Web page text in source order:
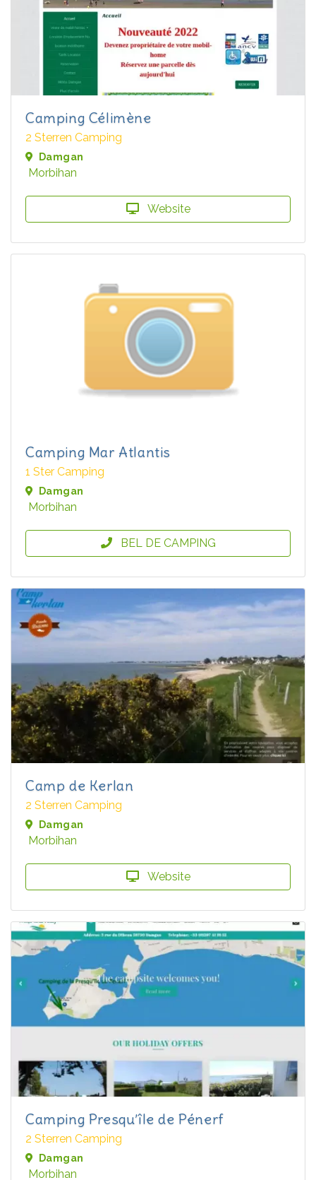
Camping Célimène
2 Sterren Camping
Damgan
Morbihan
Website
Camping Mar Atlantis
1 Ster Camping
Damgan
Morbihan
BEL DE CAMPING
Camp de Kerlan
2 Sterren Camping
Damgan
Morbihan
Website
Camping Presqu’île de Pénerf
2 Sterren Camping
Damgan
Morbihan